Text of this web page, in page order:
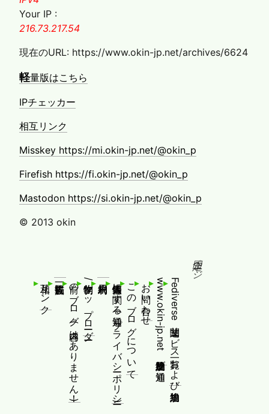
Your IP :
216.73.217.54
現在のURL: https://www.okin-jp.net/archives/6624
軽量版はこちら
IPチェッカー
相互リンク
Misskey https://mi.okin-jp.net/@okin_p
Firefish https://fi.okin-jp.net/@okin_p
Mastodon https://si.okin-jp.net/@okin_p
© 2013 okin
固定ページ
Fediverse関連サービス一覧および追加規約
www.okin-jp.net 追加規約及び通知
お問い合わせ
このブログについて
個人情報等に関する通知(プライバシーポリシー)
制作物/アップローダー
前のブログ(内容はありません！)
相互リンク